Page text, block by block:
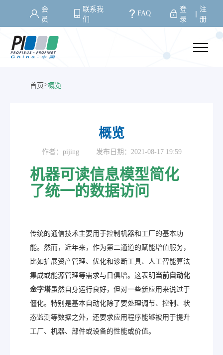
会
员
联系我
们
FAQ
登
录
注
册
首页>概览
概览
作者：pijing 发布日期：2021-08-17 19:59
机器可读信息模型简化
了统一的数据访问
传统的通信技术主要用于控制机器和工厂的基本功
能。然而，近年来，作为第二通道的赋能增值服务，
比如扩展资产管理、优化和诊断工具、人工智能算法
集成或能源管理等需求与日俱增。这表明 当前自动化
金字塔虽然自身运行良好，但对一些新应用来说过于
僵化。特别是基本自动化除了要处理调节、控制、状
态监测等数据之外，还要求应用程序能够被用于提升
工厂、机器、部件或设备的性能或价值。